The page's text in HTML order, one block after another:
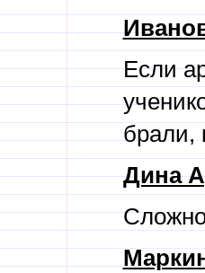
Если
брали,
Дина
Сложно